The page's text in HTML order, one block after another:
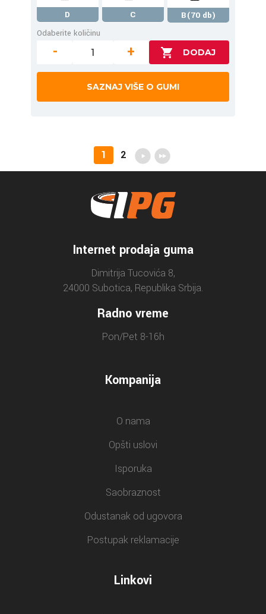
D C
B(70 db)
Odaberite količinu
- +
SAZNAJ VIŠE O GUMI
1 2
Internet prodaja guma
Dimitrija Tucovića 8,
24000 Subotica, Republika Srbija.
Radno vreme
Pon/Pet 8-16h
Kompanija
O nama
Opšti uslovi
Isporuka
Saobraznost
Odustanak od ugovora
Postupak reklamacije
Linkovi